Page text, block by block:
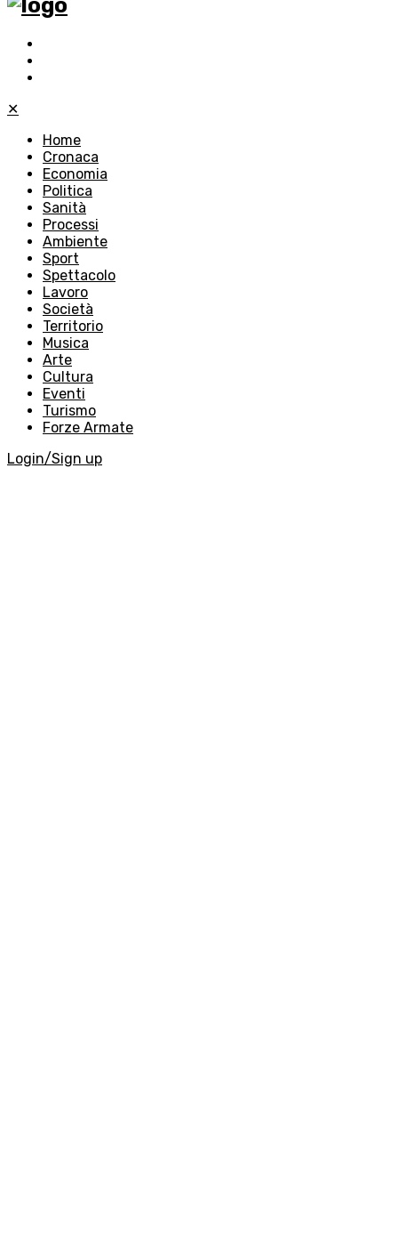
✕
Home
Cronaca
Economia
Politica
Sanità
Processi
Ambiente
Sport
Spettacolo
Lavoro
Società
Territorio
Musica
Arte
Cultura
Eventi
Turismo
Forze Armate
Login/Sign up